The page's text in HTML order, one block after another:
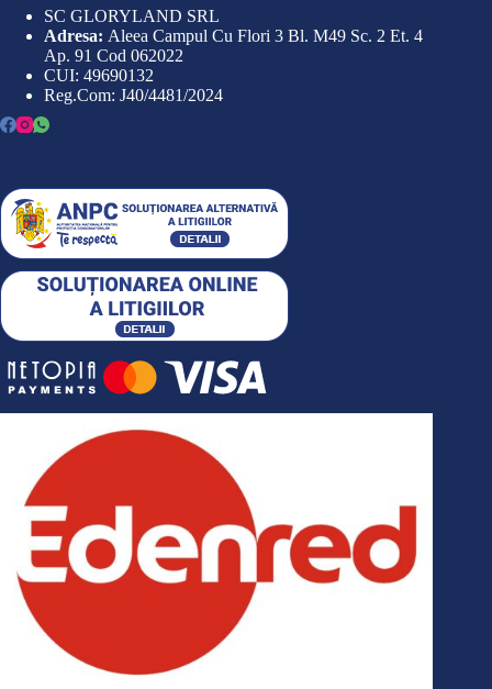
SC GLORYLAND SRL
Adresa: Aleea Campul Cu Flori 3 Bl. M49 Sc. 2 Et. 4
Ap. 91 Cod 062022
CUI: 49690132
Reg.Com: J40/4481/2024